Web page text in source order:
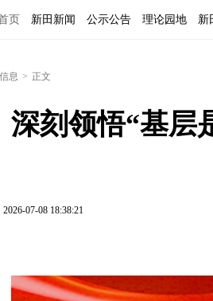
页 新田新闻 公示公告 理论园地 新
息 > 正文
深刻领悟“基层
2026-07-08 18:38:21